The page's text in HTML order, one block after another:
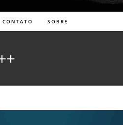
CONTATO SOBRE